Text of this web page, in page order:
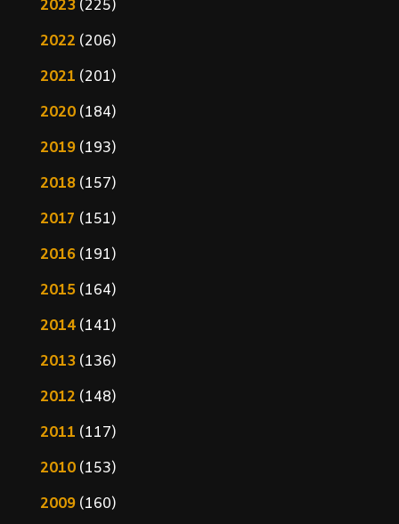
2023(225)
2022 (206)
2021 (201)
2020(184)
2019(193)
2018(157)
2017 (151)
2016(191)
2015(164)
2014(141)
2013(136)
2012 (148)
2011 (117)
2010(153)
2009(160)